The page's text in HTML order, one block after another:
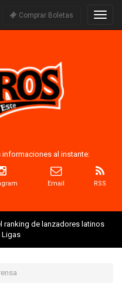
Comprar Boletas
informaciones al instante:
Email RSS
ranking de lanzadores latinos
Ligas